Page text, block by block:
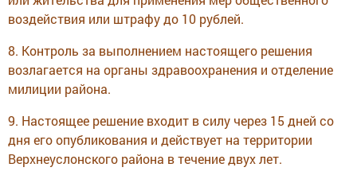
воздействия или штрафу до 10 рублей.
8. Контроль за выполнением настоящего решения
возлагается на органы здравоохранения и отделение
милиции района.
9. Настоящее решение входит в силу через 15 дней со
дня его опубликования и действует на территории
Верхнеуслонского района в течение двух лет.